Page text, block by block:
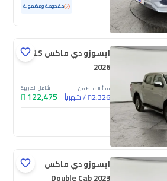
قليل مفحوصة ومضمونة
ايسوزو دي ماكس LS
2026
يبدأ القسط من
2,326
/شهرياً
شامل الضريبة
122,475
ايسوزو دي ماكس
Double Cab 2023